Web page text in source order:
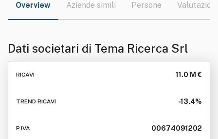
Overview Aziende simili Persone Valutazioni
Dati societari di Tema Ricerca Srl
RICAVI 11.0 M €
TREND RICAVI -13.4%
P.IVA 00674091202